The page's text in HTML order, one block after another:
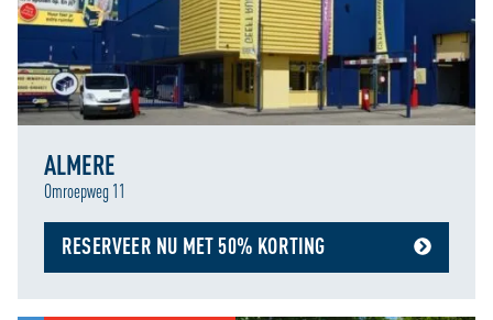
ALMERE
Omroepweg 11
RESERVEER NU MET 50% KORTING